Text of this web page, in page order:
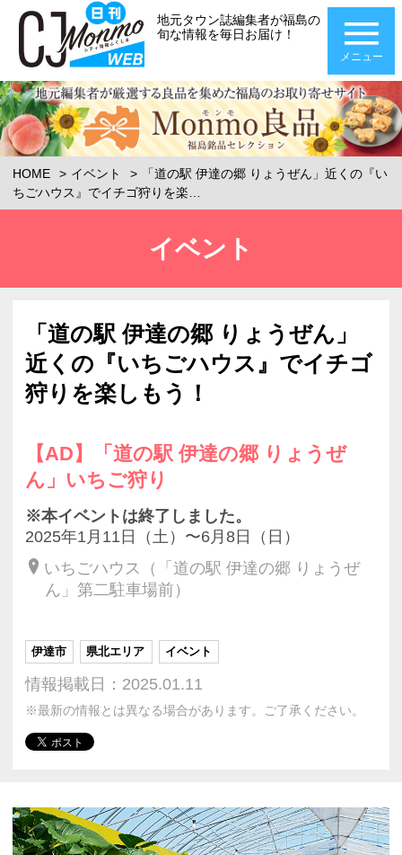
地元タウン誌編集者が福島の
旬な情報を毎日お届け！
メニュー
HOME イベント
「道の駅 伊達の郷 りょうぜん」近くの『い
ちごハウス』でイチゴ狩りを楽…
イベント
「道の駅 伊達の郷 りょうぜん」
近くの『いちごハウス』でイチゴ
狩りを楽しもう！
【AD】「道の駅 伊達の郷 りょうぜ
ん」いちご狩り
※本イベントは終了しました。
2025年1月11日（土）〜6月8日（日）
いちごハウス（「道の駅 伊達の郷 りょうぜ
ん」第二駐車場前）
伊達市 県北エリア イベント
情報掲載日：2025.01.11
※最新の情報とは異なる場合があります。ご了承ください。